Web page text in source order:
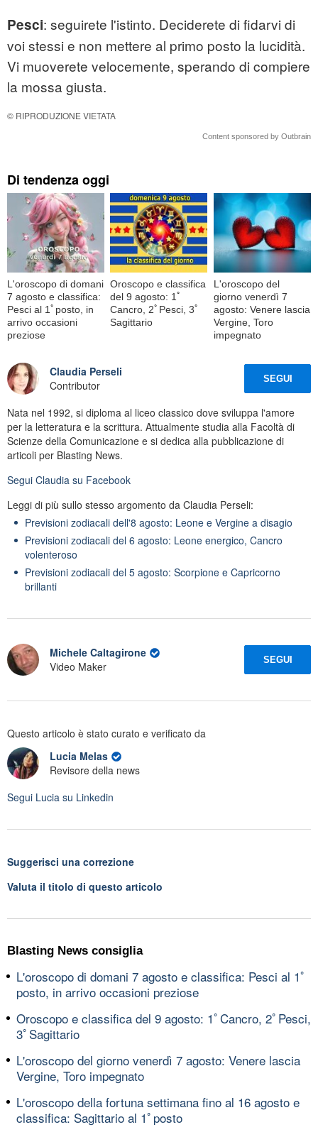
Pesci: seguirete l'istinto. Deciderete di fidarvi di
voi stessi e non mettere al primo posto la lucidità.
Vi muoverete velocemente, sperando di compiere
la mossa giusta.
© RIPRODUZIONE VIETATA
Content sponsored by Outbrain
Di tendenza oggi
L'oroscopo di domani
7 agosto e classifica:
Pesci al 1ﾟposto, in
arrivo occasioni
preziose
Oroscopo e classifica
del 9 agosto: 1ﾟ
Cancro, 2ﾟPesci, 3ﾟ
Sagittario
L'oroscopo del
giorno venerdì 7
agosto: Venere lascia
Vergine, Toro
impegnato
Claudia Perseli
Contributor
SEGUI
Nata nel 1992, si diploma al liceo classico dove sviluppa l'amore
per la letteratura e la scrittura. Attualmente studia alla Facoltà di
Scienze della Comunicazione e si dedica alla pubblicazione di
articoli per Blasting News.
Segui Claudia su Facebook
Leggi di più sullo stesso argomento da Claudia Perseli:
Previsioni zodiacali dell'8 agosto: Leone e Vergine a disagio
Previsioni zodiacali del 6 agosto: Leone energico, Cancro
volenteroso
Previsioni zodiacali del 5 agosto: Scorpione e Capricorno
brillanti
Michele Caltagirone
Video Maker
SEGUI
Questo articolo è stato curato e verificato da
Lucia Melas
Revisore della news
Segui Lucia su Linkedin
Suggerisci una correzione
Valuta il titolo di questo articolo
Blasting News consiglia
L'oroscopo di domani 7 agosto e classifica: Pesci al 1ﾟ
posto, in arrivo occasioni preziose
Oroscopo e classifica del 9 agosto: 1ﾟCancro, 2ﾟPesci,
3ﾟSagittario
L'oroscopo del giorno venerdì 7 agosto: Venere lascia
Vergine, Toro impegnato
L'oroscopo della fortuna settimana fino al 16 agosto e
classifica: Sagittario al 1ﾟposto